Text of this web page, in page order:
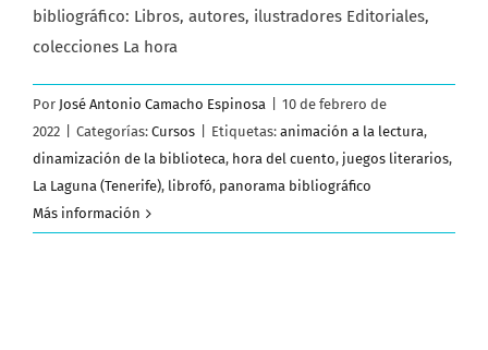
bibliográfico: Libros, autores, ilustradores Editoriales,
colecciones La hora
Por José Antonio Camacho Espinosa
10 de febrero de
2022
Categorías: Cursos Etiquetas: animación a la lectura,
dinamización de la biblioteca, hora del cuento, juegos literarios,
La Laguna (Tenerife), librofó, panorama bibliográfico
Más información